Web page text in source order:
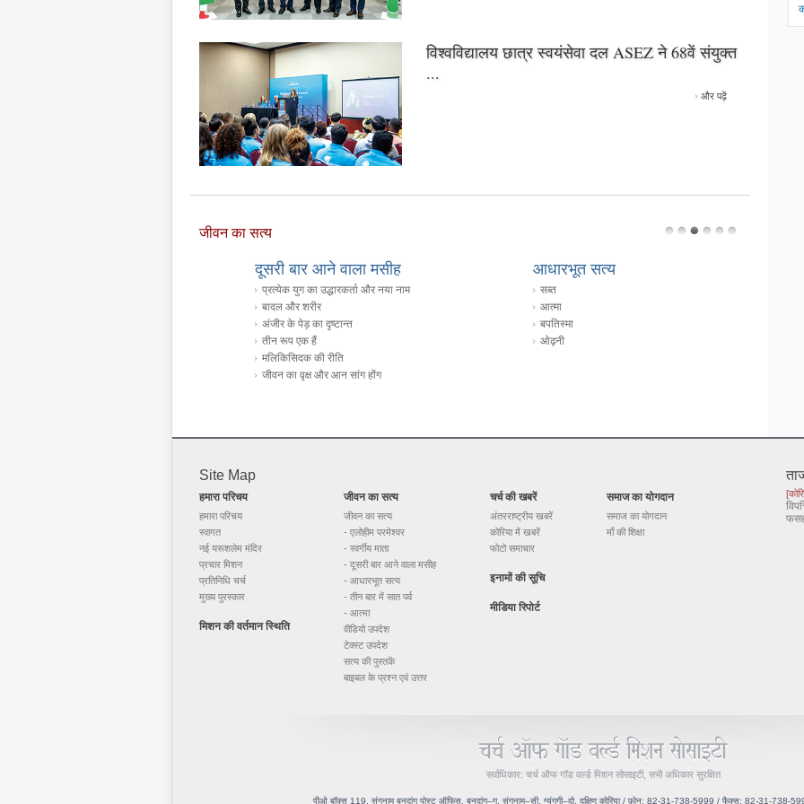
विश्वविद्यालय छात्र स्वयंसेवा दल ASEZ ने 68वें संयुक्त
...
और पढ़ें
जीवन का सत्य
दूसरी बार आने वाला मसीह
प्रत्येक युग का उद्धारकर्ता और नया नाम
बादल और शरीर
अंजीर के पेड़ का दृष्‍टान्त​
तीन रूप एक हैं
मलिकिसिदक की रीति
जीवन का वृक्ष और आन सांग होंग
आधारभूत सत्य
Site Map
हमारा परिचय
हमारा परिचय
स्वागत
नई यरूशलेम मंदिर
प्रचार मिशन
प्रतिनिधि चर्च
मुख्य पुरस्कार
मिशन की वर्तमान स्थिति
जीवन का सत्य
जीवन का सत्य
- एलोहीम परमेश्वर
- स्वर्गीय माता
- दूसरी बार आने वाला मसीह
- आधारभूत सत्य
- तीन बार में सात पर्व
- आत्मा
वीडियो उपदेश
टेक्स्ट उपदेश
सत्य की पुस्तकें
बाइबल के प्रश्न एवं उत्तर
चर्च की खबरें
अंतरराष्ट्रीय खबरें
कोरिया में खबरें
फोटो समाचार
इनामों की सूचि
मीडिया रिपोर्ट
समाज का योगदान
समाज का योगदान
माँ की शिक्षा
सर्वाधिकार: चर्च ऑफ गॉड वर्ल्ड मिशन सोसाइटी, सभी अधिकार सुरक्षित
पीओ बॉक्स 119, संगनाम बुनदांग पोस्ट ऑफिस, बुनदांग–गु, संगनाम–सी, ग्यंगगी–दो, दक्षिण कोरिया / फ़ोन: 82-31-738-5999 / फैक्स: 82-31-738-